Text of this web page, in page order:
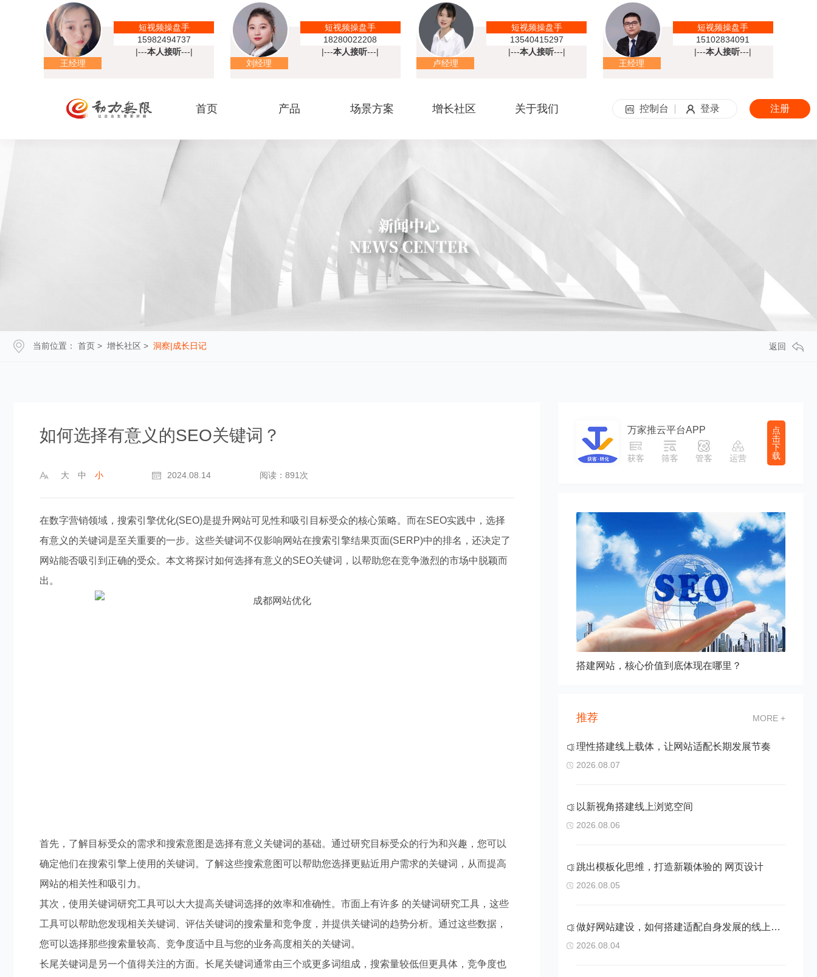
王经理
短视频操盘手
15982494737
|---本人接听---|
刘经理
短视频操盘手
18280022208
|---本人接听---|
卢经理
短视频操盘手
13540415297
|---本人接听---|
王经理
短视频操盘手
15102834091
|---本人接听---|
首页 产品 场景方案 增长社区 关于我们 控制台 登录 注册
当前位置： 首页 > 增长社区 > 洞察|成长日记 返回
如何选择有意义的SEO关键词？
大 中 小 2024.08.14 阅读：891次
在数字营销领域，搜索引擎优化(SEO)是提升网站可见性和吸引目标受众的核心策略。而在SEO实践中，选择
有意义的关键词是至关重要的一步。这些关键词不仅影响网站在搜索引擎结果页面(SERP)中的排名，还决定了
网站能否吸引到正确的受众。本文将探讨如何选择有意义的SEO关键词，以帮助您在竞争激烈的市场中脱颖而
出。
首先，了解目标受众的需求和搜索意图是选择有意义关键词的基础。通过研究目标受众的行为和兴趣，您可以
确定他们在搜索引擎上使用的关键词。了解这些搜索意图可以帮助您选择更贴近用户需求的关键词，从而提高
网站的相关性和吸引力。
其次，使用关键词研究工具可以大大提高关键词选择的效率和准确性。市面上有许多 的关键词研究工具，这些
工具可以帮助您发现相关关键词、评估关键词的搜索量和竞争度，并提供关键词的趋势分析。通过这些数据，
您可以选择那些搜索量较高、竞争度适中且与您的业务高度相关的关键词。
长尾关键词是另一个值得关注的方面。长尾关键词通常由三个或更多词组成，搜索量较低但更具体，竞争度也
万家推云平台APP
获客 筛客 管客 运营
点
击
下
载
搭建网站，核心价值到底体现在哪里？
推荐 MORE +
理性搭建线上载体，让网站适配长期发展节奏
2026.08.07
以新视角搭建线上浏览空间
2026.08.06
跳出模板化思维，打造新颖体验的 网页设计
2026.08.05
做好网站建设，如何搭建适配自身发展的线上阵地
2026.08.04